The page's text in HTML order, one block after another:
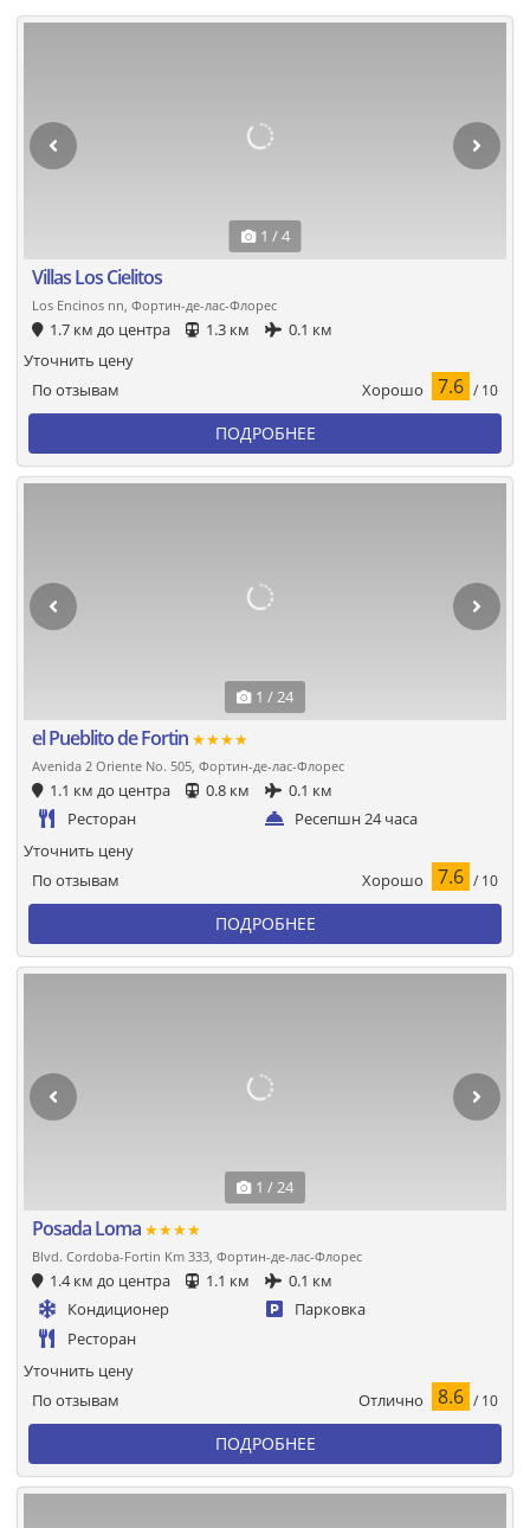
1 / 4
Villas Los Cielitos
Los Encinos nn, Фортин-де-лас-Флорес
1.7 км до центра 1.3 км 0.1 км
По отзывам Хорошо 7.6 / 10
Уточнить цену
ПОДРОБНЕЕ
1 / 24
el Pueblito de Fortin ★★★★
Avenida 2 Oriente No. 505, Фортин-де-лас-Флорес
1.1 км до центра 0.8 км
0.1 км
Ресторан
Ресепшн 24 часа
По отзывам Хорошо 7.6 / 10
Уточнить цену
ПОДРОБНЕЕ
1 / 24
Posada Loma ★★★★
Blvd. Cordoba-Fortin Km 333, Фортин-де-лас-Флорес
1.4 км до центра 1.1 км
0.1 км
Кондиционер
Парковка
Ресторан
По отзывам Отлично 8.6 / 10
Уточнить цену
ПОДРОБНЕЕ